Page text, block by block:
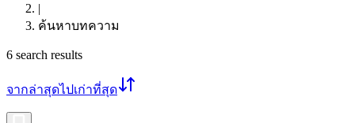
|
ค้นหาบทความ
6 search results
จากล่าสุดไปเก่าที่สุด